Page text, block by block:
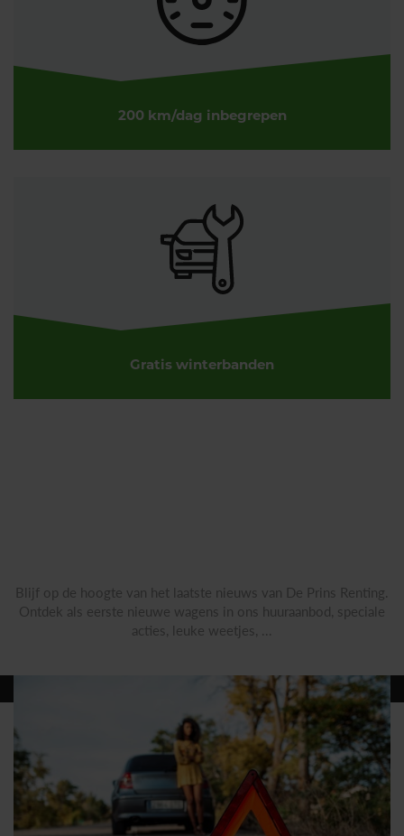
200 km/dag inbegrepen
Gratis winterbanden
Blijf op de hoogte van het laatste nieuws van De Prins Renting.
Ontdek als eerste nieuwe wagens in ons huuraanbod, speciale
acties, leuke weetjes, ...